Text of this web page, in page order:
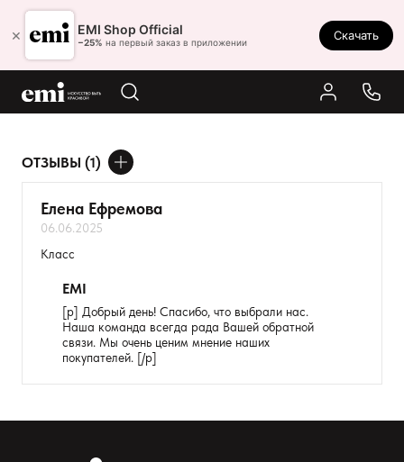
× EMI Shop Official
−25% на первый заказ в приложении
Скачать
Результаты поиска:
Ростов-на-Дону
8 (800) 550-86-95
Каталог
Акции
Оплата и доставка
О нас
Контакты
ОТЗЫВЫ (1)
ДОБАВИТЬ ОТЗЫВ
Ваше имя
Расскажите о впечатлениях
Елена Ефремова
06.06.2025
Класс
EMI
[p] Добрый день! Спасибо, что выбрали нас.
Наша команда всегда рада Вашей обратной
связи. Мы очень ценим мнение наших
покупателей. [/p]